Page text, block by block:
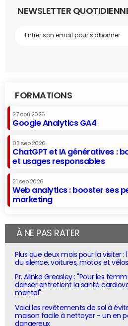
NEWSLETTER
FORMATIONS
27 aoû 2026
Google Analytics GA4
03 sep 2026
ChatGPT et IA génératives :
et usages responsables
21 sep 2026
Web analytics : booster ses
marketing
À NE PAS RATER
Plus que deux mois pour la visiter :
du silence, voitures, motos et
Pr. Alinka Greasley : "Pour les
danser entretient la santé
mental"
Voici les revêtements de sol à
maison facile à nettoyer - un en
dangereux